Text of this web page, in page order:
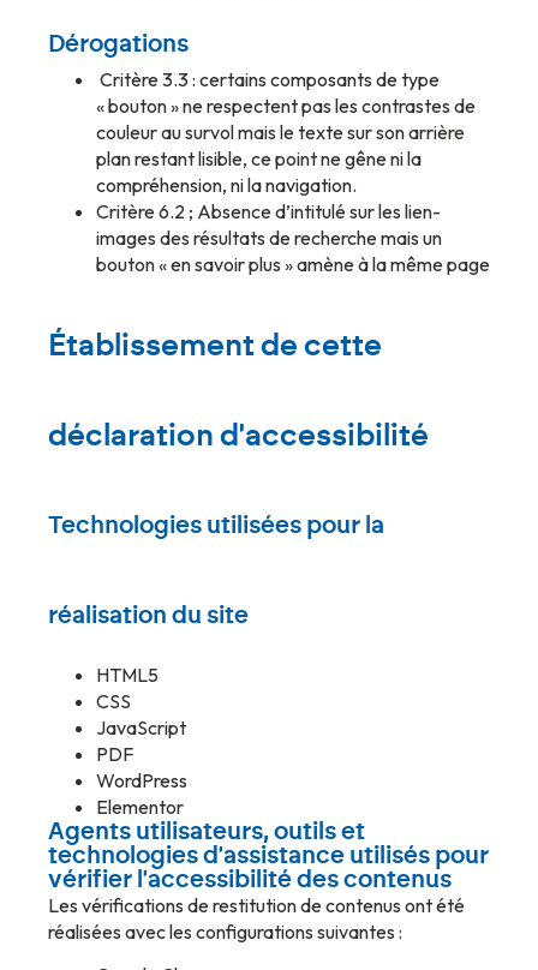
Dérogations
Critère 3.3 : certains composants de type
« bouton » ne respectent pas les contrastes de
couleur au survol mais le texte sur son arrière
plan restant lisible, ce point ne gêne ni la
compréhension, ni la navigation.
Critère 6.2 ; Absence d’intitulé sur les lien-
images des résultats de recherche mais un
bouton « en savoir plus » amène à la même page
Établissement de cette
déclaration d'accessibilité
Technologies utilisées pour la
réalisation du site
HTML5
CSS
JavaScript
PDF
WordPress
Elementor
Agents utilisateurs, outils et
technologies d'assistance utilisés pour
vérifier l'accessibilité des contenus
Les vérifications de restitution de contenus ont été
réalisées avec les configurations suivantes :